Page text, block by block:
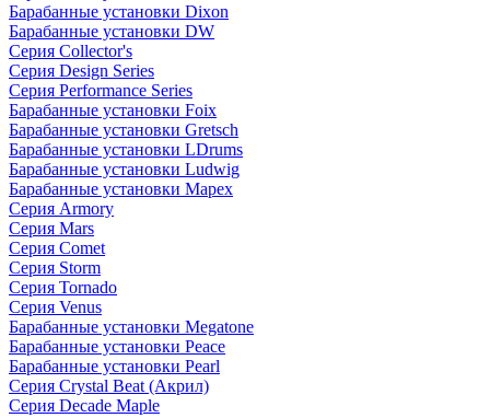
Барабанные установки Dixon
Барабанные установки DW
Серия Collector's
Серия Design Series
Серия Performance Series
Барабанные установки Foix
Барабанные установки Gretsch
Барабанные установки LDrums
Барабанные установки Ludwig
Барабанные установки Mapex
Серия Armory
Серия Mars
Серия Comet
Серия Storm
Серия Tornado
Серия Venus
Барабанные установки Megatone
Барабанные установки Peace
Барабанные установки Pearl
Серия Crystal Beat (Акрил)
Серия Decade Maple